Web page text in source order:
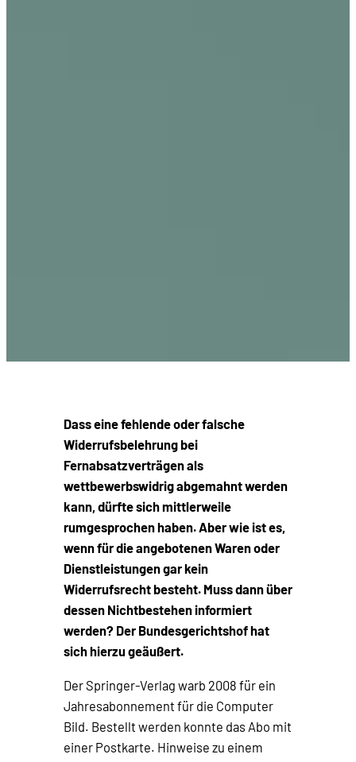
Dass eine fehlende oder falsche
Widerrufsbelehrung bei
Fernabsatzverträgen als
wettbewerbswidrig abgemahnt werden
kann, dürfte sich mittlerweile
rumgesprochen haben. Aber wie ist es,
wenn für die angebotenen Waren oder
Dienstleistungen gar kein
Widerrufsrecht besteht. Muss dann über
dessen Nichtbestehen informiert
werden? Der Bundesgerichtshof hat
sich hierzu geäußert.
Der Springer-Verlag warb 2008 für ein
Jahresabonnement für die Computer
Bild. Bestellt werden konnte das Abo mit
einer Postkarte. Hinweise zu einem